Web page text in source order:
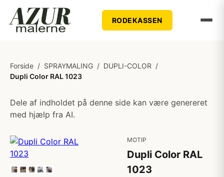
RODEKASSEN
Forside / SPRAYMALING / DUPLI-COLOR /
Dupli Color RAL 1023
Dele af indholdet på denne side kan være genereret
med hjælp fra AI.
MOTIP
Dupli Color RAL
1023